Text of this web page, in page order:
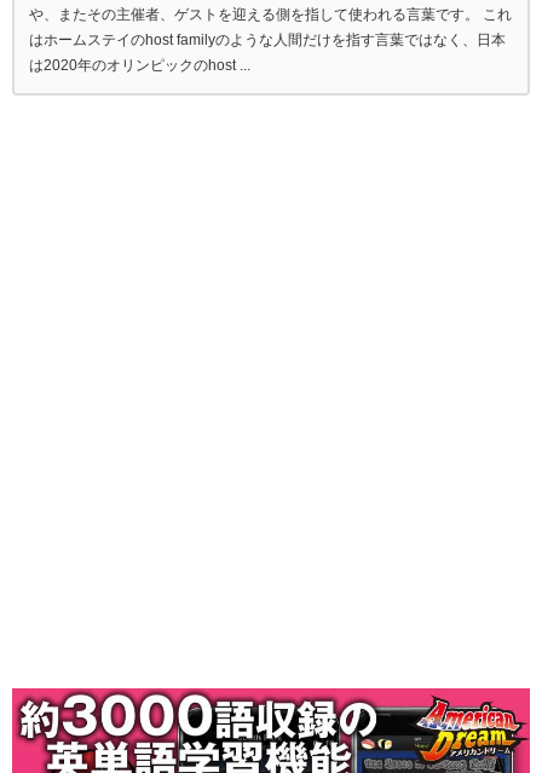
や、またその主催者、ゲストを迎える側を指して使われる言葉です。 これ
はホームステイのhost familyのような人間だけを指す言葉ではなく、日本
は2020年のオリンピックのhost ...